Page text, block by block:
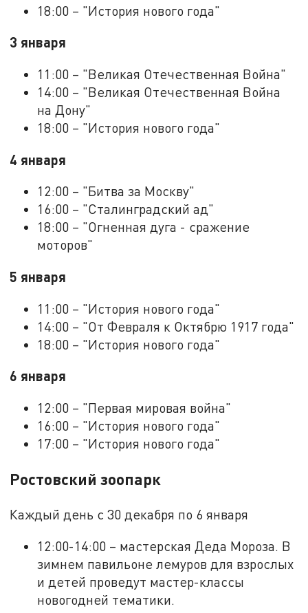
18:00 – "История нового года"
3 января
11:00 – "Великая Отечественная Война"
14:00 – "Великая Отечественная Война
на Дону"
18:00 – "История нового года"
4 января
12:00 – "Битва за Москву"
16:00 – "Сталинградский ад"
18:00 – "Огненная дуга - сражение
моторов"
5 января
11:00 – "История нового года"
14:00 – "От Февраля к Октябрю 1917 года"
18:00 – "История нового года"
6 января
12:00 – "Первая мировая война"
16:00 – "История нового года"
17:00 – "История нового года"
Ростовский зоопарк
Каждый день с 30 декабря по 6 января
12:00-14:00 – мастерская Деда Мороза. В
зимнем павильоне лемуров для взрослых
и детей проведут мастер-классы
новогодней тематики.